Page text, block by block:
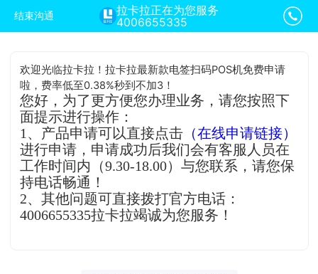
结束沟通
拉卡拉正在为您服务
4006655335
欢迎光临拉卡拉！拉卡拉最新款电签扫码POS机免费申请
啦，费率低至0.38%秒到不加3！
您好，为了更方便您办理业务，请您按照下
面提示进行操作：
1、产品申请可以直接点击 （在线申请链接）
进行申请，申请成功后我们会有客服人员在
工作时间内（9.30-18.00）与您联系，请您保
持电话畅通！
2、其他问题可直接拨打官方电话：
4006655335拉卡拉竭诚为您服务！